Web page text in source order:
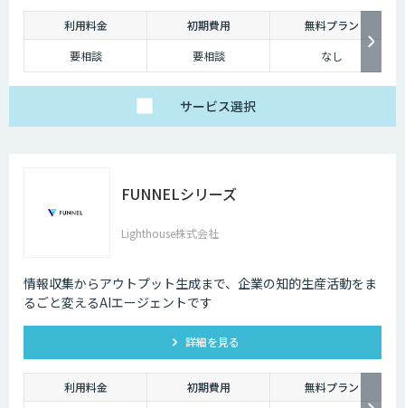
利用料金 初期費用
無料プラン
要相談
要相談 なし
サービス選択
FUNNELシリーズ
Lighthouse株式会社
情報収集からアウトプット生成まで、企業の知的生産活動をま
るごと変えるAIエージェントです
詳細を見る
利用料金 初期費用
無料プラン